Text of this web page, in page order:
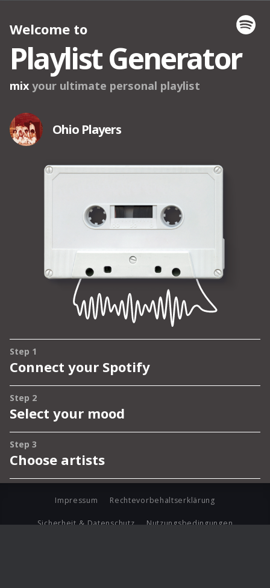
Impressum Rechtevorbehaltserklärung
Sicherheit & Datenschutz Nutzungsbedingungen